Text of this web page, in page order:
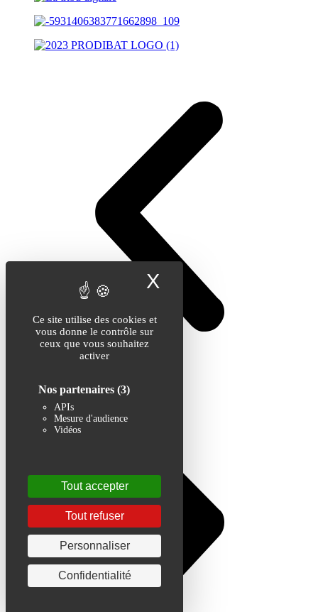
Ce site utilise des cookies et
vous donne le contrôle sur
ceux que vous souhaitez
activer
Nos partenaires (3)
APIs
Mesure d'audience
Vidéos
Tout accepter
Tout refuser
Personnaliser
Confidentialité
X Masquer le